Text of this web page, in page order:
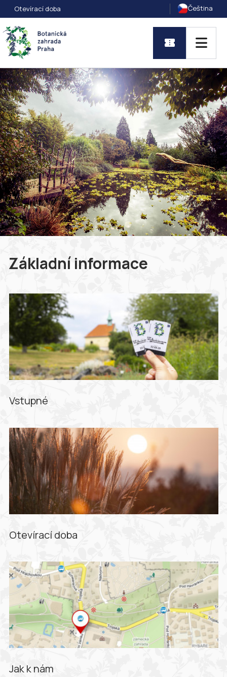
Otevírací doba Čeština
Základní informace
Vstupné
Otevírací doba
Jak k nám